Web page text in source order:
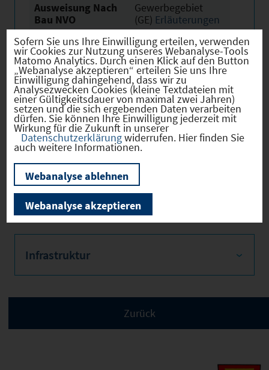
Ausweisung Nach
Bau NVO
Gewerbegebiet
(GE) Erläuterungen
Baurechtliche
Verfügbarkeit
kurzfristig verfügbar
Erwerb
kurzfristig verfügbar
Eigentümer
öffentlich
Derzeitige Nutzung
Land- oder
Fortwirtschaftlich
Verkehr
Infrastruktur
Sofern Sie uns Ihre Einwilligung erteilen, verwenden
wir Cookies zur Nutzung unseres Webanalyse-Tools
Matomo Analytics. Durch einen Klick auf den Button
„Webanalyse akzeptieren“ erteilen Sie uns Ihre
Einwilligung dahingehend, dass wir zu
Analysezwecken Cookies (kleine Textdateien mit
einer Gültigkeitsdauer von maximal zwei Jahren)
setzen und die sich ergebenden Daten verarbeiten
dürfen. Sie können Ihre Einwilligung jederzeit mit
Wirkung für die Zukunft in unserer
Datenschutzerklärungwiderrufen. Hier finden Sie
auch weitere Informationen.
Webanalyse ablehnen
Webanalyse akzeptieren